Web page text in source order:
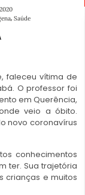
, Saúde
faleceu vítima de
O professor foi
em Querência,
veio a óbito.
novo coronavírus
conhecimentos
ter. Sua trajetória
crianças e muitos